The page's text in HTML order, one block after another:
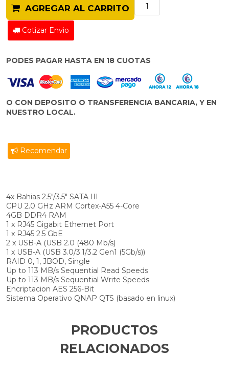
AGREGAR AL CARRITO
Cotizar Envio
PODES PAGAR HASTA EN 18 CUOTAS
O CON DEPOSITO O TRANSFERENCIA BANCARIA, Y EN
NUESTRO LOCAL.
Recomendar
4x Bahias 2.5"/3.5" SATA III
CPU 2.0 GHz ARM Cortex-A55 4-Core
4GB DDR4 RAM
1 x RJ45 Gigabit Ethernet Port
1 x RJ45 2.5 GbE
2 x USB-A (USB 2.0 (480 Mb/s)
1 x USB-A (USB 3.0/3.1/3.2 Gen1 (5Gb/s))
RAID 0, 1, JBOD, Single
Up to 113 MB/s Sequential Read Speeds
Up to 113 MB/s Sequential Write Speeds
Encriptacion AES 256-Bit
Sistema Operativo QNAP QTS (basado en linux)
PRODUCTOS
RELACIONADOS